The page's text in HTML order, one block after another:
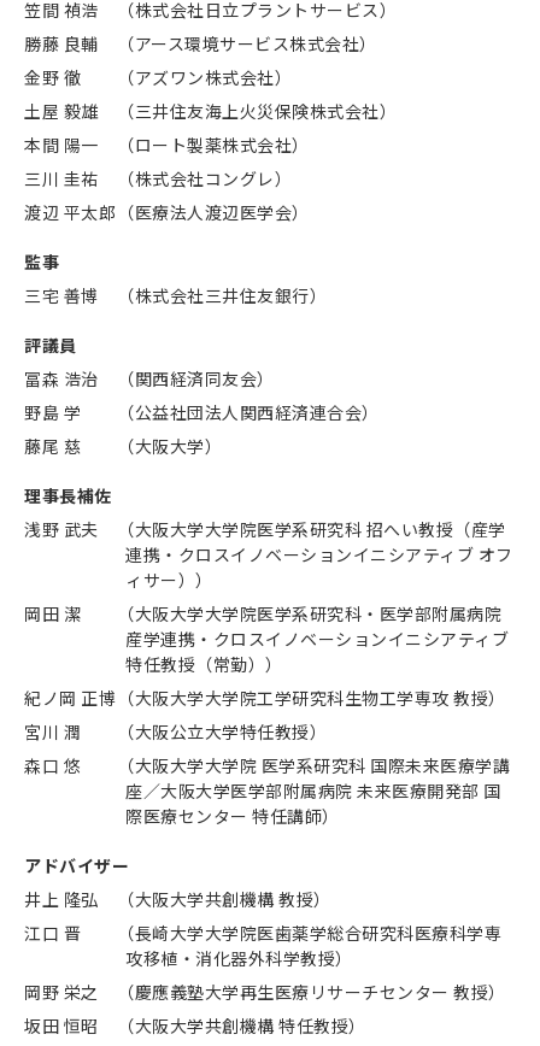
笠間 禎浩
（株式会社日立プラントサービス）
勝藤 良輔
（アース環境サービス株式会社）
金野 徹
（アズワン株式会社）
土屋 毅雄
（三井住友海上火災保険株式会社）
本間 陽一
（ロート製薬株式会社）
三川 圭祐
（株式会社コングレ）
渡辺 平太郎 （医療法人渡辺医学会）
監事
三宅 善博
（株式会社三井住友銀行）
評議員
冨森 浩治
（関西経済同友会）
野島 学
（公益社団法人関西経済連合会）
藤尾 慈
（大阪大学）
理事長補佐
浅野 武夫
（大阪大学大学院医学系研究科 招へい教授（産学
連携・クロスイノベーションイニシアティブ オフ
ィサー））
岡田 潔
（大阪大学大学院医学系研究科・医学部附属病院
産学連携・クロスイノベーションイニシアティブ
特任教授（常勤））
紀ノ岡 正博 （大阪大学大学院工学研究科生物工学専攻 教授）
宮川 潤
（大阪公立大学特任教授）
森口 悠
（大阪大学大学院 医学系研究科 国際未来医療学講
座／大阪大学医学部附属病院 未来医療開発部 国
際医療センター 特任講師）
アドバイザー
井上 隆弘
（大阪大学共創機構 教授）
江口 晋
（長崎大学大学院医歯薬学総合研究科医療科学専
攻移植・消化器外科学教授）
岡野 栄之
（慶應義塾大学再生医療リサーチセンター 教授）
坂田 恒昭
（大阪大学共創機構 特任教授）